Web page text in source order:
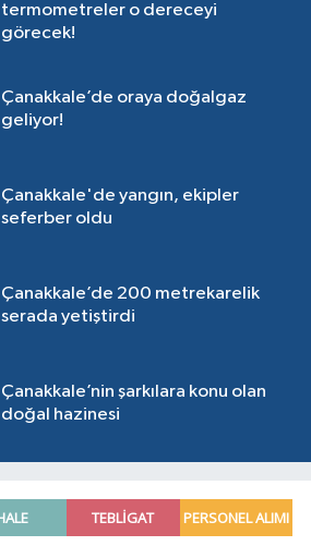
termometreler o dereceyi
görecek!
Çanakkale’de oraya doğalgaz
geliyor!
Çanakkale'de yangın, ekipler
seferber oldu
Çanakkale’de 200 metrekarelik
serada yetiştirdi
Çanakkale’nin şarkılara konu olan
doğal hazinesi